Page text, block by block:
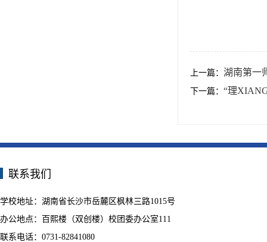
上一篇： 湖南第一
下一篇： “理
联系我们
学校地址：湖南省长沙市岳麓区枫林三路1015号
办公地点：百熙楼（双创楼）校团委办公室111
联系电话：0731-82841080